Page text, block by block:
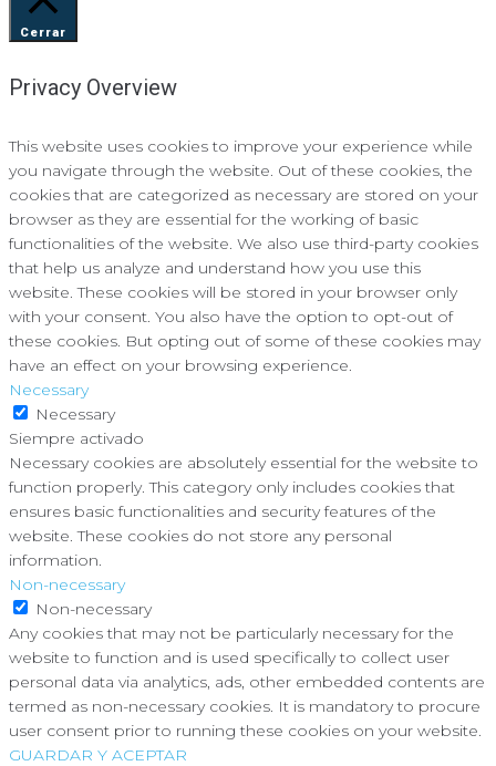
Cerrar
Privacy Overview
This website uses cookies to improve your experience while
you navigate through the website. Out of these cookies, the
cookies that are categorized as necessary are stored on your
browser as they are essential for the working of basic
functionalities of the website. We also use third-party cookies
that help us analyze and understand how you use this
website. These cookies will be stored in your browser only
with your consent. You also have the option to opt-out of
these cookies. But opting out of some of these cookies may
have an effect on your browsing experience.
Necessary
Necessary
Siempre activado
Necessary cookies are absolutely essential for the website to
function properly. This category only includes cookies that
ensures basic functionalities and security features of the
website. These cookies do not store any personal
information.
Non-necessary
Non-necessary
Any cookies that may not be particularly necessary for the
website to function and is used specifically to collect user
personal data via analytics, ads, other embedded contents are
termed as non-necessary cookies. It is mandatory to procure
user consent prior to running these cookies on your website.
GUARDAR Y ACEPTAR